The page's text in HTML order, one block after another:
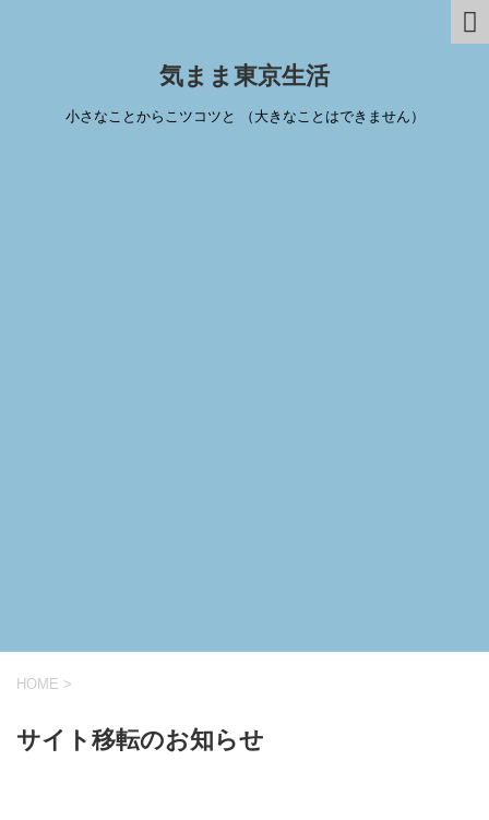
気まま東京生活
小さなことからこツコツと （大きなことはできません）
HOME >
サイト移転のお知らせ